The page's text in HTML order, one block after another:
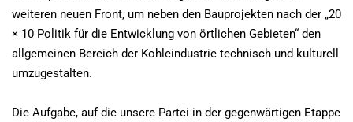
weiteren neuen Front, um neben den Bauprojekten nach der „20
× 10 Politik für die Entwicklung von örtlichen Gebieten“ den
allgemeinen Bereich der Kohleindustrie technisch und kulturell
umzugestalten.
Die Aufgabe, auf die unsere Partei in der gegenwärtigen Etappe